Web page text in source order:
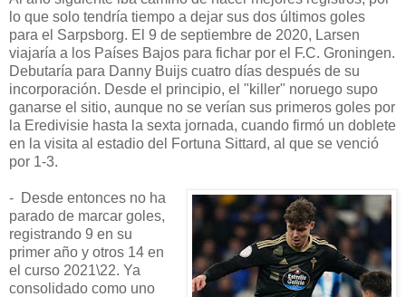
lo que solo tendría tiempo a dejar sus dos últimos goles
para el Sarpsborg. El 9 de septiembre de 2020, Larsen
viajaría a los Países Bajos para fichar por el F.C. Groningen.
Debutaría para Danny Buijs cuatro días después de su
incorporación. Desde el principio, el "killer" noruego supo
ganarse el sitio, aunque no se verían sus primeros goles por
la Eredivisie hasta la sexta jornada, cuando firmó un doblete
en la visita al estadio del Fortuna Sittard, al que se venció
por 1-3.
- Desde entonces no ha
parado de marcar goles,
registrando 9 en su
primer año y otros 14 en
el curso 2021\22. Ya
consolidado como uno